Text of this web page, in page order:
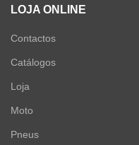
LOJA ONLINE
Contactos
Catálogos
Loja
Moto
Pneus